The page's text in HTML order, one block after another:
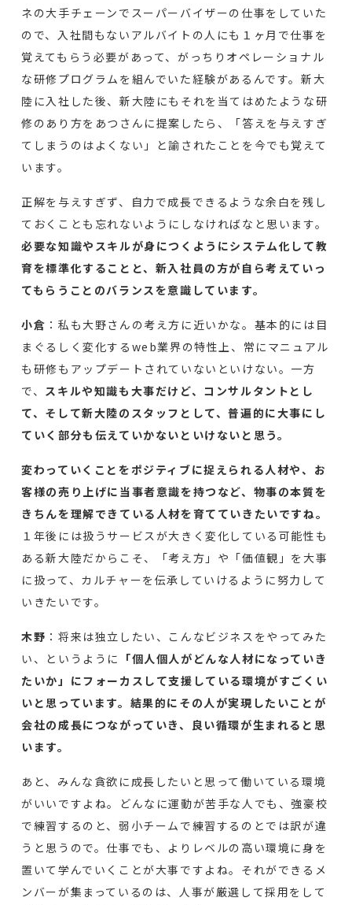
ネの大手チェーンでスーパーバイザーの仕事をしていた
ので、入社間もないアルバイトの人にも１ヶ月で仕事を
覚えてもらう必要があって、がっちりオペレーショナル
な研修プログラムを組んでいた経験があるんです。新大
陸に入社した後、新大陸にもそれを当てはめたような研
修のあり方をあつさんに提案したら、「答えを与えすぎ
てしまうのはよくない」と諭されたことを今でも覚えて
います。
正解を与えすぎず、自力で成長できるような余白を残し
ておくことも忘れないようにしなければなと思います。
必要な知識やスキルが身につくようにシステム化して教
育を標準化することと、新入社員の方が自ら考えていっ
てもらうことのバランスを意識しています。
小倉 ：私も大野さんの考え方に近いかな。基本的には目
まぐるしく変化するweb業界の特性上、常にマニュアル
も研修もアップデートされていないといけない。一方
で、 スキルや知識も大事だけど、コンサルタントとし
て、そして新大陸のスタッフとして、普遍的に大事にし
ていく部分も伝えていかないといけないと思う。
変わっていくことをポジティブに捉えられる人材や、お
客様の売り上げに当事者意識を持つなど、物事の本質を
きちんを理解できている人材を育てていきたいですね。
１年後には扱うサービスが大きく変化している可能性も
ある新大陸だからこそ、「考え方」や「価値観」を大事
に扱って、カルチャーを伝承していけるように努力して
いきたいです。
木野 ：将来は独立したい、こんなビジネスをやってみた
い、というように 「個人個人がどんな人材になっていき
たいか」にフォーカスして支援している環境がすごくい
いと思っています。結果的にその人が実現したいことが
会社の成長につながっていき、良い循環が生まれると思
います。
あと、みんな貪欲に成長したいと思って働いている環境
がいいですよね。どんなに運動が苦手な人でも、強豪校
で練習するのと、弱小チームで練習するのとでは訳が違
うと思うので。仕事でも、よりレベルの高い環境に身を
置いて学んでいくことが大事ですよね。それができるメ
ンバーが集まっているのは、人事が厳選して採用をして